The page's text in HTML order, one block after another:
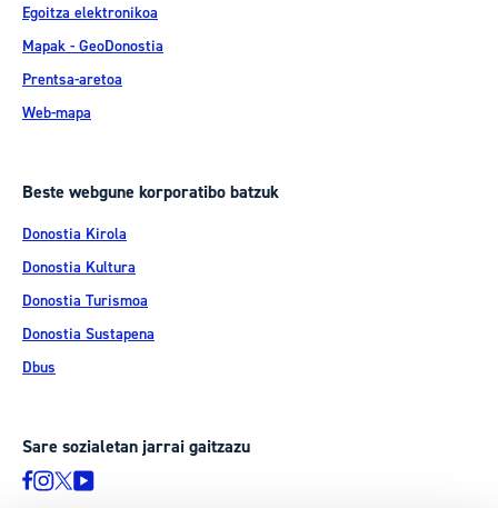
Egoitza elektronikoa
Mapak - GeoDonostia
Prentsa-aretoa
Web-mapa
Beste webgune korporatibo batzuk
Donostia Kirola
Donostia Kultura
Donostia Turismoa
Donostia Sustapena
Dbus
Sare sozialetan jarrai gaitzazu